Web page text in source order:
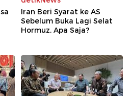
Iran Beri Syarat ke AS
Sebelum Buka Lagi Selat
Hormuz, Apa Saja?